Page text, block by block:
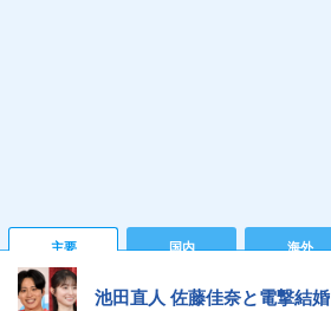
主要 国内 海外
池田直人 佐藤佳奈と電撃結婚